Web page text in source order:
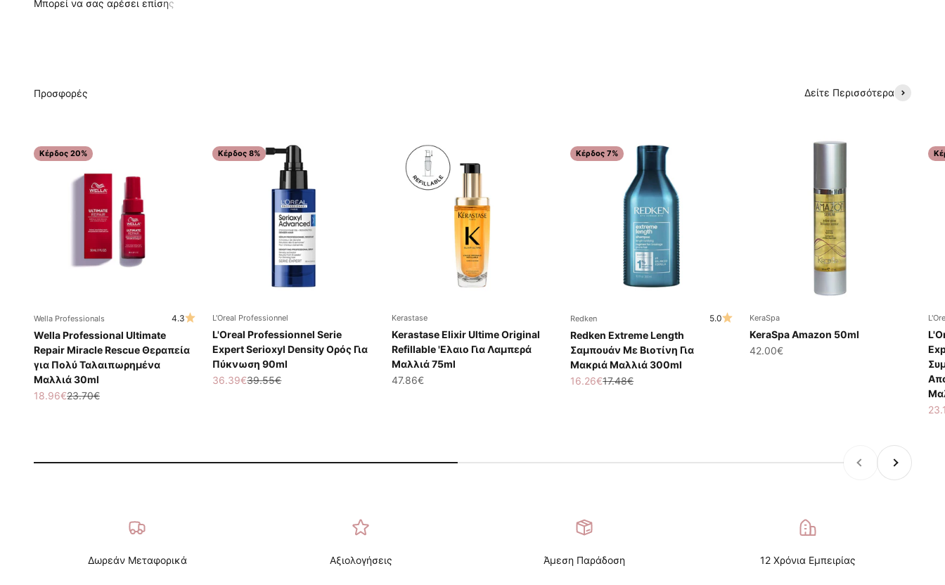
Δείτε Περισσότερα
Κέρδος 20%
Wella Professionals 4.3
Wella Professional Ultimate
Repair Miracle Rescue Θεραπεία
για Πολύ Ταλαιπωρημένα
Μαλλιά 30ml
Τιμή πώλησης
18.96€Κανονική τιμή
23.70€
Κέρδος 8%
L'Oreal Professionnel
L'Oreal Professionnel Serie
Expert Serioxyl Density Ορός Για
Πύκνωση 90ml
Τιμή πώλησης
36.39€Κανονική τιμή
39.55€
Kerastase
Kerastase Elixir Ultime Original
Refillable 'Ελαιο Για Λαμπερά
Μαλλιά 75ml
Τιμή πώλησης
47.86€
Κέρδος 7%
Redken 5.0
Redken Extreme Length
Σαμπουάν Με Βιοτίνη Για
Μακριά Μαλλιά 300ml
Τιμή πώλησης
16.26€Κανονική τιμή
17.48€
KeraSpa
KeraSpa Amazon 50ml
Τιμή πώλησης
42.00€
Προηγούμενο
Επόμενο
Δωρεάν Μεταφορικά Αξιολογήσεις Άμεση Παράδοση 12 Χρόνια Εμπειρίας